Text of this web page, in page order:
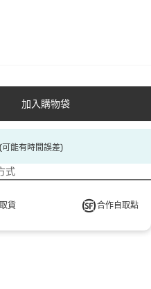
加入購物袋
能有時間誤差)
式
貨 合作自取點